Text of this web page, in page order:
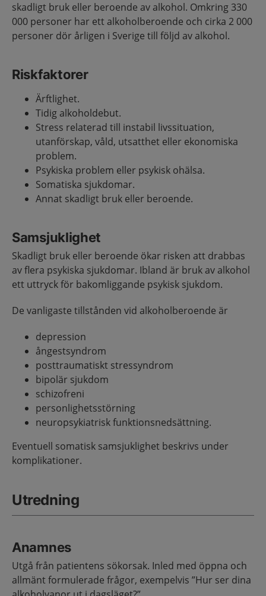
skadligt bruk eller beroende av alkohol. Omkring 330
000 personer har ett alkoholberoende och cirka 2 000
personer dör årligen i Sverige till följd av alkohol.
Riskfaktorer
Ärftlighet.
Tidig alkoholdebut.
Stress relaterad till instabil livssituation,
utanförskap, våld, utsatthet eller ekonomiska
problem.
Psykiska problem eller psykisk ohälsa.
Somatiska sjukdomar.
Annat skadligt bruk eller beroende.
Samsjuklighet
Skadligt bruk eller beroende ökar risken att drabbas
av flera psykiska sjukdomar. Ibland är bruk av alkohol
ett uttryck för bakomliggande psykisk sjukdom.
De vanligaste tillstånden vid alkoholberoende är
depression
ångestsyndrom
posttraumatiskt stressyndrom
bipolär sjukdom
schizofreni
personlighetsstörning
neuropsykiatrisk funktionsnedsättning.
Eventuell somatisk samsjuklighet beskrivs under
komplikationer.
Utredning
Anamnes
Utgå från patientens sökorsak. Inled med öppna och
allmänt formulerade frågor, exempelvis ”Hur ser dina